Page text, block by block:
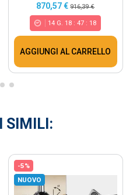
870,57 €916,39 €
14G. 18: 47: 17
AGGIUNGI AL CARRELLO
SIMILI:
-5%
NUOVO